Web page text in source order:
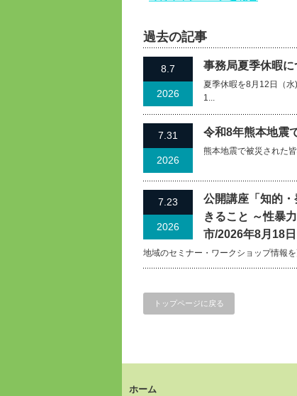
過去の記事
8.7
2026
事務局夏季休暇に
夏季休暇を8月12日（
1...
7.31
2026
令和8年熊本地震
熊本地震で被災された
7.23
2026
公開講座「知的
きること ～性暴
市/2026年8月18日
地域のセミナー・ワークショップ情報を
トップページに戻る
ホーム